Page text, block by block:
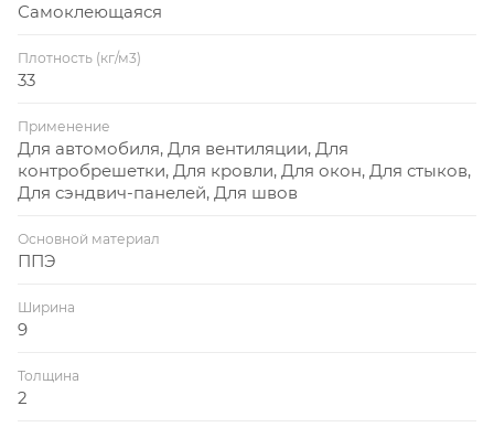
Самоклеющаяся
Плотность (кг/м3)
33
Применение
Для автомобиля, Для вентиляции, Для
контробрешетки, Для кровли, Для окон, Для стыков,
Для сэндвич-панелей, Для швов
Основной материал
ППЭ
Ширина
9
Толщина
2